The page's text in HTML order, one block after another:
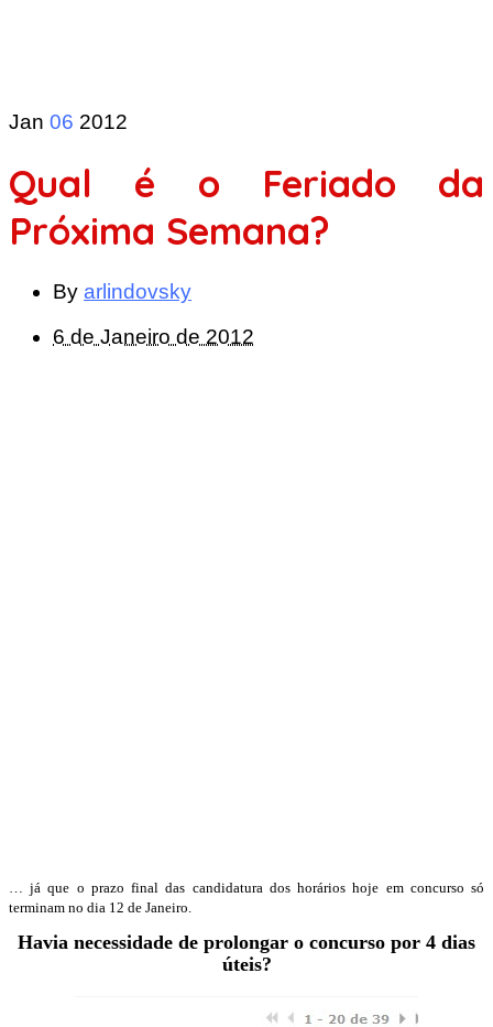
Jan 06 2012
Qual é o Feriado da
Próxima Semana?
By arlindovsky
6 de Janeiro de 2012
… já que o prazo final das candidatura dos horários hoje em concurso só
terminam no dia 12 de Janeiro.
Havia necessidade de prolongar o concurso por 4 dias
úteis?